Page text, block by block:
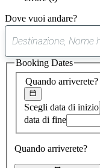
Dove vuoi andare?
Quando arriverete?
Scegli data di inizio
data di fine
Quando arriverete?
Booking Dates